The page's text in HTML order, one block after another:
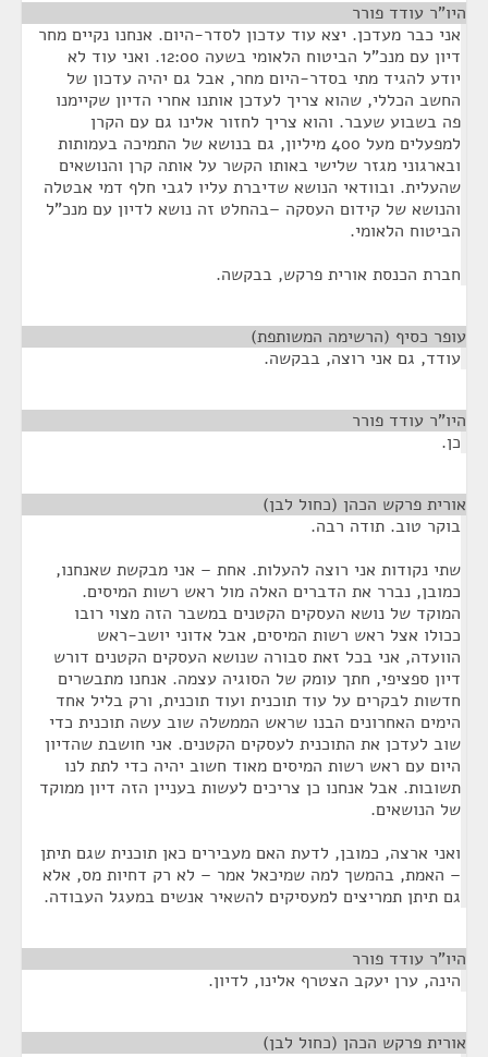
היו"ר עודד פורר
אני כבר מעדכן. יצא עוד עדכון לסדר-היום. אנחנו נקיים מחר
דיון עם מנכ"ל הביטוח הלאומי בשעה 12:00. ואני עוד לא
יודע להגיד מתי בסדר-היום מחר, אבל גם יהיה עדכון של
החשב הכללי, שהוא צריך לעדכן אותנו אחרי הדיון שקיימנו
פה בשבוע שעבר. והוא צריך לחזור אלינו גם עם הקרן
למפעלים מעל 400 מיליון, גם בנושא של התמיכה בעמותות
ובארגוני מגזר שלישי באותו הקשר על אותה קרן והנושאים
שהעלית. ובוודאי הנושא שדיברת עליו לגבי חלף דמי אבטלה
והנושא של קידום העסקה –בהחלט זה נושא לדיון עם מנכ"ל
הביטוח הלאומי.
חברת הכנסת אורית פרקש, בבקשה.
עופר כסיף (הרשימה המשותפת)
עודד, גם אני רוצה, בבקשה.
היו"ר עודד פורר
כן.
אורית פרקש הכהן (כחול לבן)
בוקר טוב. תודה רבה.
שתי נקודות אני רוצה להעלות. אחת – אני מבקשת שאנחנו,
כמובן, נברר את הדברים האלה מול ראש רשות המיסים.
המוקד של נושא העסקים הקטנים במשבר הזה מצוי רובו
ככולו אצל ראש רשות המיסים, אבל אדוני יושב-ראש
הוועדה, אני בכל זאת סבורה שנושא העסקים הקטנים דורש
דיון ספציפי, חתך עומק של הסוגיה עצמה. אנחנו מתבשרים
חדשות לבקרים על עוד תוכנית ועוד תוכנית, ורק בליל אחד
הימים האחרונים הבנו שראש הממשלה שוב עשה תוכנית כדי
שוב לעדכן את התוכנית לעסקים הקטנים. אני חושבת שהדיון
היום עם ראש רשות המיסים מאוד חשוב יהיה כדי לתת לנו
תשובות. אבל אנחנו כן צריכים לעשות בעניין הזה דיון ממוקד
של הנושאים.
ואני ארצה, כמובן, לדעת האם מעבירים כאן תוכנית שגם תיתן
– האמת, בהמשך למה שמיכאל אמר – לא רק דחיות מס, אלא
גם תיתן תמריצים למעסיקים להשאיר אנשים במעגל העבודה.
היו"ר עודד פורר
הינה, ערן יעקב הצטרף אלינו, לדיון.
אורית פרקש הכהן (כחול לבן)